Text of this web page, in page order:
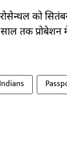
को
तक प्रोबेशन
Indians